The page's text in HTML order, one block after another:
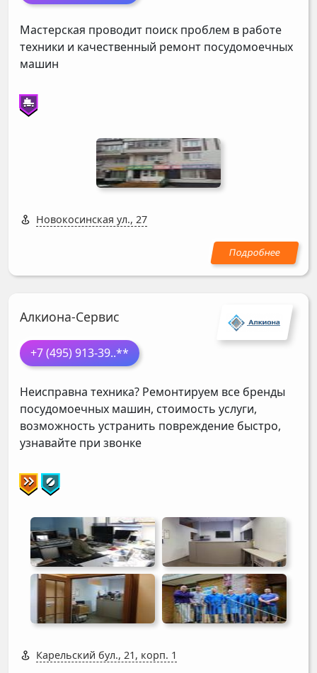
Мастерская проводит поиск проблем в работе
техники и качественный ремонт посудомоечных
машин
Новокосинская ул., 27
Алкиона-Сервис
+7 (495) 913-39..**
Неисправна техника? Ремонтируем все бренды
посудомоечных машин, стоимость услуги,
возможность устранить повреждение быстро,
узнавайте при звонке
Карельский бул., 21, корп. 1